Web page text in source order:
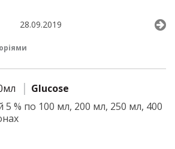
28.09.2019
Glucose
5 % по 100 мл, 200 мл, 250 мл, 400